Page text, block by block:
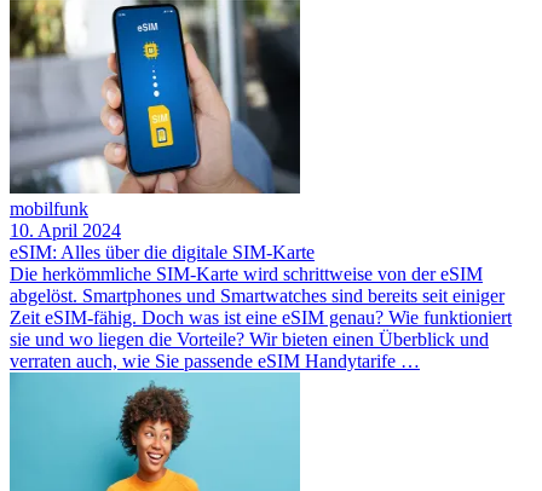
mobilfunk
10. April 2024
eSIM: Alles über die digitale SIM-Karte
Die herkömmliche SIM-Karte wird schrittweise von der eSIM
abgelöst. Smartphones und Smartwatches sind bereits seit einiger
Zeit eSIM-fähig. Doch was ist eine eSIM genau? Wie funktioniert
sie und wo liegen die Vorteile? Wir bieten einen Überblick und
verraten auch, wie Sie passende eSIM Handytarife …